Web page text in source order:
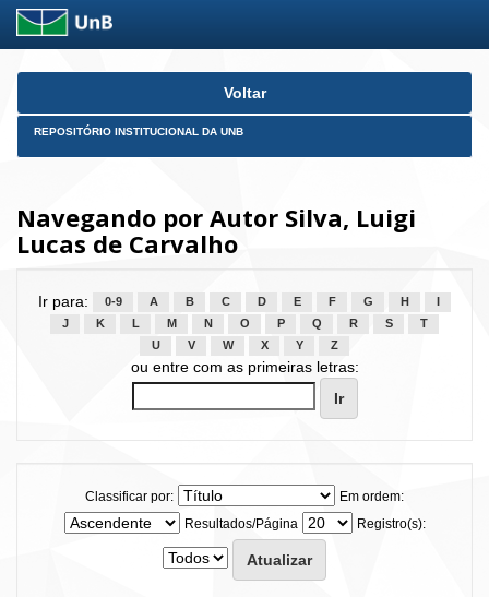
Skip
Voltar
REPOSITÓRIO INSTITUCIONAL DA UNB
Navegando por Autor Silva, Luigi
Lucas de Carvalho
Ir para: 0-9 A B C D E F G H
J
K L M N O P Q R S
T
U
V W X Y Z
ou entre com as primeiras letras:
Classificar por:
Em ordem:
Resultados/Página
Registro(s):